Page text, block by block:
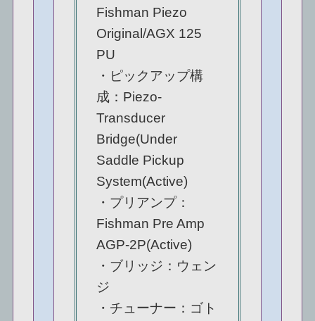
Fishman Piezo
Original/AGX 125
PU
・ピックアップ構
成：Piezo-
Transducer
Bridge(Under
Saddle Pickup
System(Active)
・プリアンプ：
Fishman Pre Amp
AGP-2P(Active)
・ブリッジ：ウェン
ジ
・チューナー：ゴト